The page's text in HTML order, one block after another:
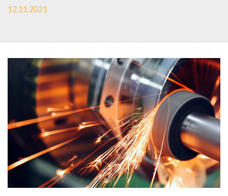
s
o
c
i
a
12.11.2021